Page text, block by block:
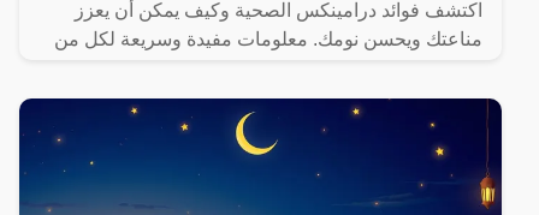
اكتشف فوائد درامينكس الصحية وكيف يمكن أن يعزز
مناعتك ويحسن نومك. معلومات مفيدة وسريعة لكل من